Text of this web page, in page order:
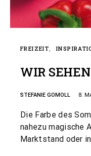
FREIZEIT
WIR
STEFANIE GOMOLL 8.
Die Farbe des
nahezu magische
Marktstand oder